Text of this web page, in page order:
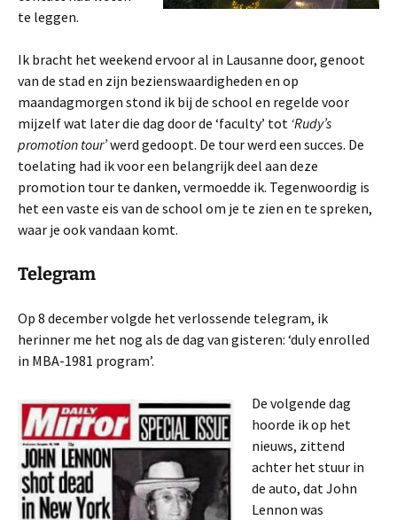
te leggen.
Ik bracht het weekend ervoor al in Lausanne door, genoot
van de stad en zijn bezienswaardigheden en op
maandagmorgen stond ik bij de school en regelde voor
mijzelf wat later die dag door de ‘faculty’ tot ‘Rudy’s
promotion tour’werd gedoopt. De tour werd een succes. De
toelating had ik voor een belangrijk deel aan deze
promotion tour te danken, vermoedde ik. Tegenwoordig is
het een vaste eis van de school om je te zien en te spreken,
waar je ook vandaan komt.
Telegram
Op 8 december volgde het verlossende telegram, ik
herinner me het nog als de dag van gisteren: ‘duly enrolled
in MBA-1981 program’.
De volgende dag
hoorde ik op het
nieuws, zittend
achter het stuur in
de auto, dat John
Lennon was